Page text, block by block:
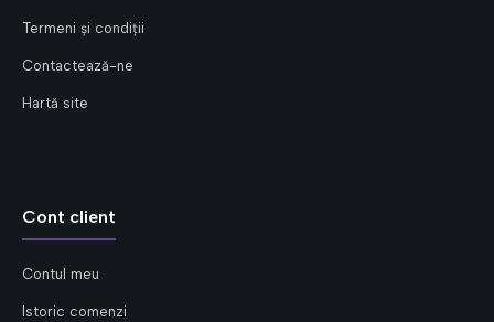
Termeni și condiții
Contactează-ne
Hartă site
Cont client
Contul meu
Istoric comenzi